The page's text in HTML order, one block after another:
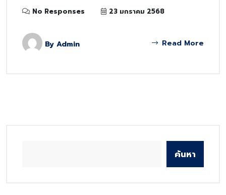
No Responses 23 มกราคม 2568
By Admin Read More
ค้นหา